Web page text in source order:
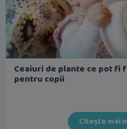
Ceaiuri de plante ce pot fi
pentru copii
Citește mai